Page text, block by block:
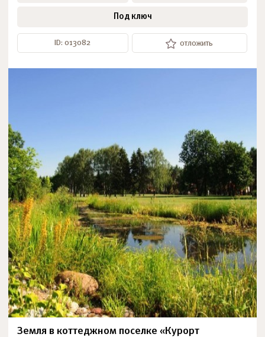
Под ключ
ID: 013082 отложить
Земля в коттеджном поселке «Курорт